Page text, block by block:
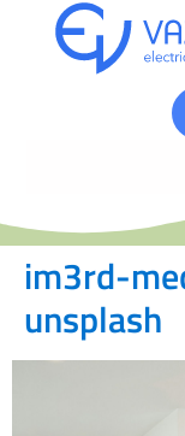
im3rd-
unsplash